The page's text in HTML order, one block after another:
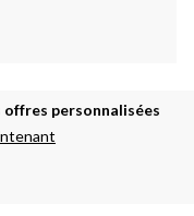
personnalisées